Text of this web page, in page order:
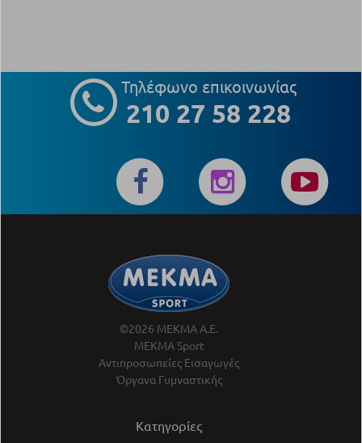
Τηλέφωνο επικοινωνίας
210 27 58 228
©2026 ΜΕΚΜΑ Α.Ε.
ΜΕΚΜΑ Sport
Αντιπροσωπείες Εισαγωγές
Όργανα Γυμναστικής
Κατηγορίες